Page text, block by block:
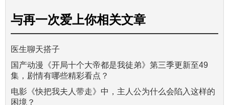
与再一次爱上你相关文章
医生聊天搭子
国产动漫《开局十个大帝都是我徒弟》第三季更新至49
集，剧情有哪些精彩看点？
电影《快把我夫人带走》中，主人公为什么会陷入这样的
困境？